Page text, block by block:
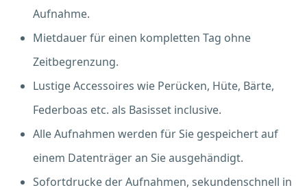
Aufnahme.
Mietdauer für einen kompletten Tag ohne
Zeitbegrenzung.
Lustige Accessoires wie Perücken, Hüte, Bärte,
Federboas etc. als Basisset inclusive.
Alle Aufnahmen werden für Sie gespeichert auf
einem Datenträger an Sie ausgehändigt.
Sofortdrucke der Aufnahmen, sekundenschnell in